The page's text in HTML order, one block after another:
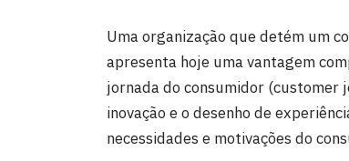
Uma organização que detém um
apresenta hoje uma vantagem
jornada do consumidor
inovação e o desenho de
necessidades e motivações do